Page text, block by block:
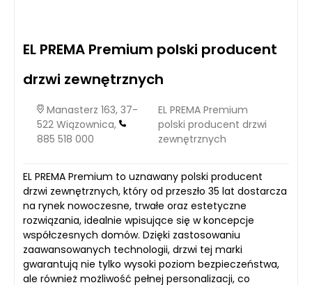
EL PREMA Premium polski producent
drzwi zewnętrznych
Manasterz 163, 37-
522 Wiązownica,
885 518 000
EL PREMA Premium
polski producent drzwi
zewnętrznych
EL PREMA Premium to uznawany polski producent
drzwi zewnętrznych, który od przeszło 35 lat dostarcza
na rynek nowoczesne, trwałe oraz estetyczne
rozwiązania, idealnie wpisujące się w koncepcje
współczesnych domów. Dzięki zastosowaniu
zaawansowanych technologii, drzwi tej marki
gwarantują nie tylko wysoki poziom bezpieczeństwa,
ale również możliwość pełnej personalizacji, co